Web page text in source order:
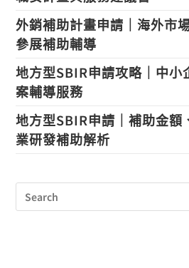
外銷補助計畫申請｜海外市
參展補助輔導
地方型SBIR申請攻略｜中小
案輔導服務
地方型SBIR申請｜補助金額
業研發補助解析